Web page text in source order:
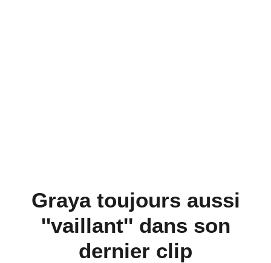
Graya toujours aussi
''vaillant'' dans son
dernier clip